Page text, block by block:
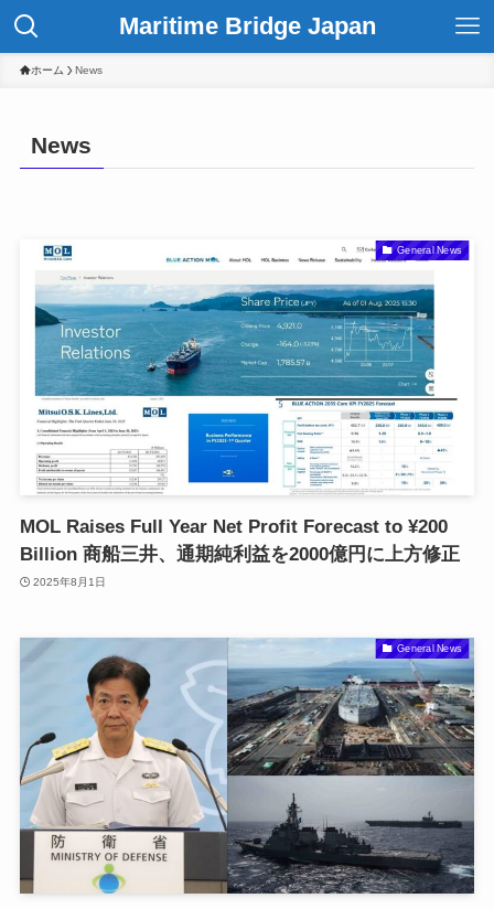
Maritime Bridge Japan
ホーム News
News
General News
MOL Raises Full Year Net Profit Forecast to ¥200
Billion 商船三井、通期純利益を2000億円に上方修正
2025年8月1日
General News